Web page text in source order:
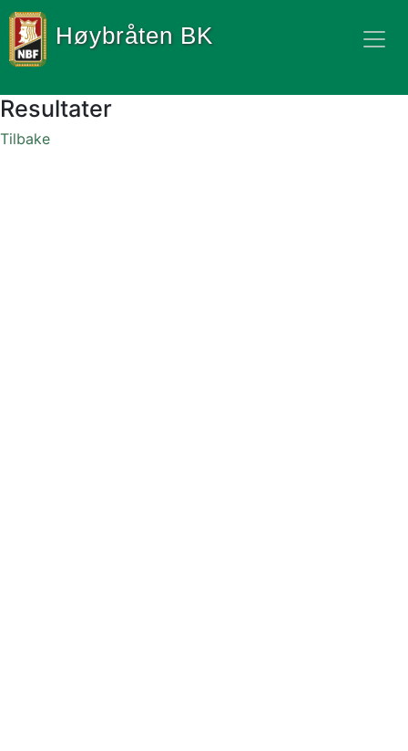
Høybråten BK
Resultater
Tilbake